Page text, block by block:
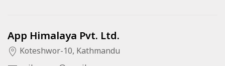
App Himalaya Pvt. Ltd.
Koteshwor-10, Kathmandu